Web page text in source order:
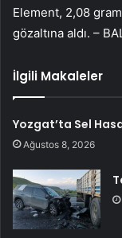
Element, 2,08
gözaltına aldı. –
İlgili Makaleler
Yozgat’ta Sel
Ağustos 8, 2026